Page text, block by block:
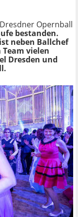
Dresdner Opernball
bestanden.
neben Ballchef
Team vielen
Dresden und